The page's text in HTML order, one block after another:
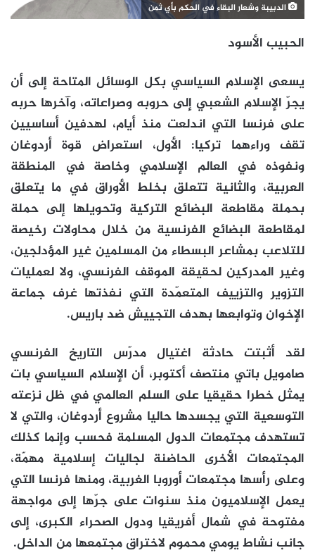
الدبيبة وشعار البقاء في الحكم بأي ثمن
الحبيب الأسود
يسعى الإسلام السياسي بكل الوسائل المتاحة إلى أن
يجرّ الإسلام الشعبي إلى حروبه وصراعاته، وآخرها حربه
على فرنسا التي اندلعت منذ أيام، لهدفين أساسيين
تقف وراءهما تركيا: الأول، استعراض قوة أردوغان
ونفوذه في العالم الإسلامي وخاصة في المنطقة
العربية، والثانية تتعلق بخلط الأوراق في ما يتعلق
بحملة مقاطعة البضائع التركية وتحويلها إلى حملة
لمقاطعة البضائع الفرنسية من خلال محاولات رخيصة
للتلاعب بمشاعر البسطاء من المسلمين غير المؤدلجين،
وغير المدركين لحقيقة الموقف الفرنسي، ولا لعمليات
التزوير والتزييف المتعمّدة التي نفذتها غرف جماعة
الإخوان وتوابعها بهدف التجييش ضد باريس.
لقد أثبتت حادثة اغتيال مدرّس التاريخ الفرنسي
صامويل باتي منتصف أكتوبر، أن الإسلام السياسي بات
يمثل خطرا حقيقيا على السلم العالمي في ظل نزعته
التوسعية التي يجسدها حاليا مشروع أردوغان، والتي لا
تستهدف مجتمعات الدول المسلمة فحسب وإنما كذلك
المجتمعات الأخرى الحاضنة لجاليات إسلامية مهمّة،
وعلى رأسها مجتمعات أوروبا الغربية، ومنها فرنسا التي
يعمل الإسلاميون منذ سنوات على جرّها إلى مواجهة
مفتوحة في شمال أفريقيا ودول الصحراء الكبرى، إلى
جانب نشاط يومي محموم لاختراق مجتمعها من الداخل.